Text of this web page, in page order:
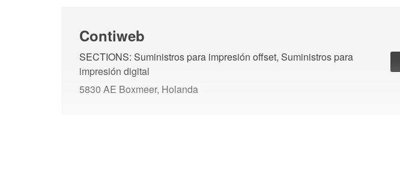
Contiweb
SECTIONS: Suministros para impresión offset, Suministros para
impresión digital
5830 AE Boxmeer, Holanda